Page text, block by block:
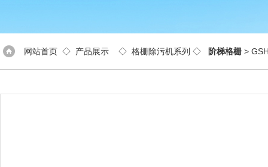
网站首页 ◇ 产品展示 ◇ 格栅除污机系列 ◇ 阶梯格栅 >